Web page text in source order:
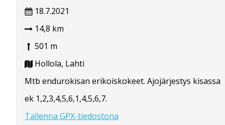
18.7.2021
14,8 km
501 m
Hollola, Lahti
Mtb endurokisan erikoiskokeet. Ajojärjestys kisassa
ek 1,2,3,4,5,6,1,4,5,6,7.
Tallenna GPX-tiedostona